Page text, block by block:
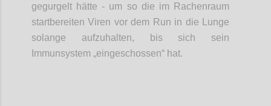
gegurgelt hätte - um so die im Rachenraum
startbereiten Viren vor dem Run in die Lunge
solange aufzuhalten,
bis sich sein
Immunsystem „eingeschossen“ hat.